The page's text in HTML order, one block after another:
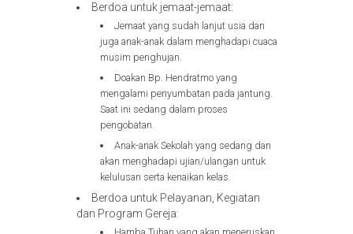
Berdoa untuk jemaat-jemaat:
Jemaat yang sudah lanjut usia dan
juga anak-anak dalam menghadapi cuaca
musim penghujan.
Doakan Bp. Hendratmo yang
mengalami penyumbatan pada jantung.
Saat ini sedang dalam proses
pengobatan.
Anak-anak Sekolah yang sedang dan
akan menghadapi ujian/ulangan untuk
kelulusan serta kenaikan kelas.
Berdoa untuk Pelayanan, Kegiatan
dan Program Gereja: